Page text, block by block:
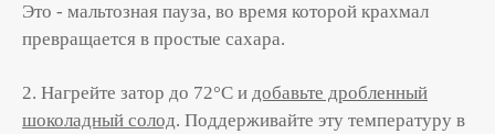
Это - мальтозная пауза, во время которой крахмал
превращается в простые сахара.
2. Нагрейте затор до 72°С и добавьте дробленный
шоколадный солод. Поддерживайте эту температуру в